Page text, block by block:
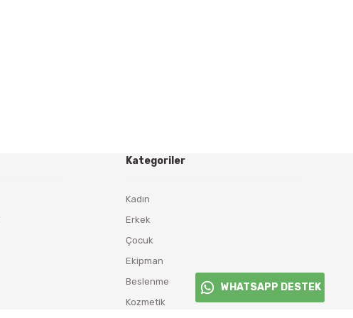
Kategoriler
Kadın
Erkek
Çocuk
Ekipman
Beslenme
Kozmetik
WHATSAPP DESTEK